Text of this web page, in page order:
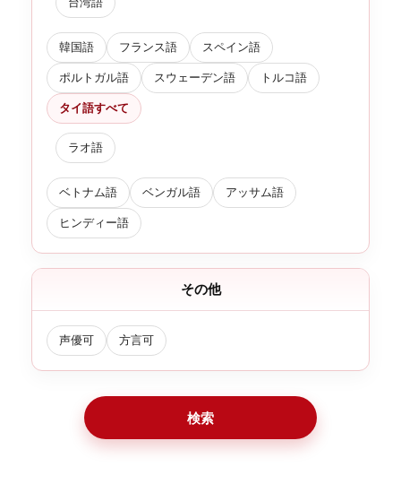
韓国語 フランス語 スペイン語
ポルトガル語 スウェーデン語 トルコ語
タイ語すべて
ラオ語
ベトナム語 ベンガル語 アッサム語
ヒンディー語
その他
声優可 方言可
検索